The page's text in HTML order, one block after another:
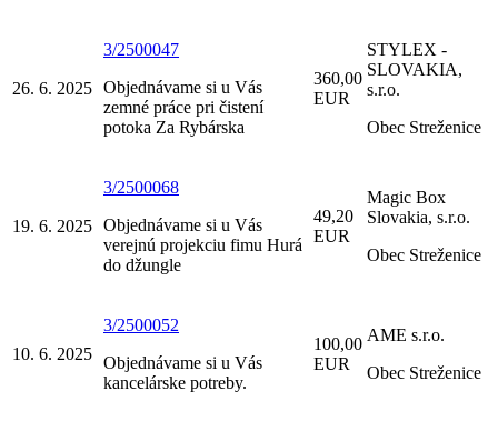
26. 6. 2025
3/2500047
Objednávame si u Vás
zemné práce pri čistení
potoka Za Rybárska
360,00
EUR
STYLEX -
SLOVAKIA,
s.r.o.
Obec Streženice
19. 6. 2025
3/2500068
Objednávame si u Vás
verejnú projekciu fimu Hurá
do džungle
49,20
EUR
Magic Box
Slovakia, s.r.o.
Obec Streženice
10. 6. 2025
3/2500052
Objednávame si u Vás
kancelárske potreby.
100,00
EUR
AME s.r.o.
Obec Streženice